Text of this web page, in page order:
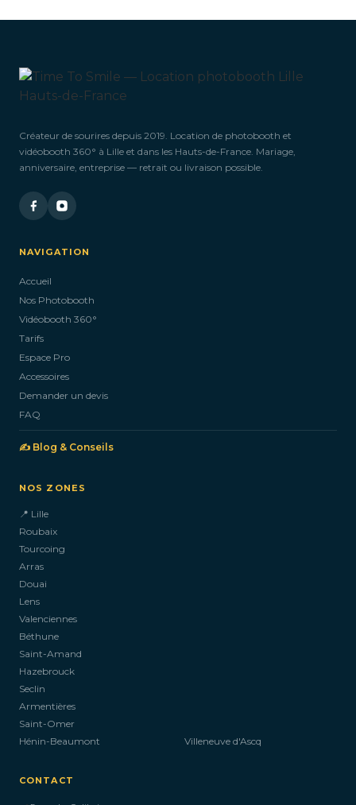
Créateur de sourires depuis 2019. Location de photobooth et
vidéobooth 360° à Lille et dans les Hauts-de-France. Mariage,
anniversaire, entreprise — retrait ou livraison possible.
NAVIGATION
Accueil
Nos Photobooth
Vidéobooth 360°
Tarifs
Espace Pro
Accessoires
Demander un devis
FAQ
✍️ Blog & Conseils
NOS ZONES
📍 Lille
Roubaix
Tourcoing
Arras
Douai
Lens
Valenciennes
Béthune
Saint-Amand
Hazebrouck
Seclin
Armentières
Saint-Omer
Hénin-Beaumont
Villeneuve d'Ascq
CONTACT